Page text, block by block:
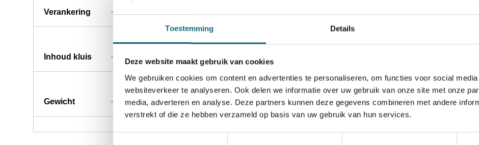
Toestemming Details
Deze website maakt gebruik van cookies
We gebruiken cookies om content en advertenties te personaliseren, om functies voor social
websiteverkeer te analyseren. Ook delen we informatie over uw gebruik van onze site met onze
media, adverteren en analyse. Deze partners kunnen deze gegevens combineren met andere
verstrekt of die ze hebben verzameld op basis van uw gebruik van hun services.
Verankering
Inhoud kluis
Gewicht
geplaatst en optimaal beschermd is tegen diefstal. Denk daarnaast na over een
is speciaal ontworpen om verborgen in jouw
plek om waardevolle spullen op te bergen zonder dat de kluis direct in het zicht is, wat de
combineer je veiligheid, kwaliteit en een discrete uitstraling. Naast dat jouw kluis goed
Diefstalbestendigheid: de inbouwkluis zit stevig vast in de vloer of muur, waardoor
Betrouwbaarheid en kwaliteit: inbouwkluizen bieden gecertificeerde elektronische
kluizen die in een vloer of muur ingebouwd kunnen